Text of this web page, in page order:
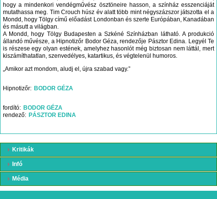
hogy a mindenkori vendégművész ösztöneire hasson, a színház esszenciáját
mutathassa meg. Tim Crouch húsz év alatt több mint négyszázszor játszotta el a
Mondd, hogy Tölgy című előadást Londonban és szerte Európában, Kanadában
és másutt a világban.
A Mondd, hogy Tölgy Budapesten a Szkéné Színházban látható. A produkció
állandó művésze, a Hipnotizőr Bodor Géza, rendezője Pásztor Edina. Legyél Te
is részese egy olyan estének, amelyhez hasonlót még biztosan nem láttál, mert
kiszámíthatatlan, szenvedélyes, katartikus, és végtelenül humoros.
„Amikor azt mondom, aludj el, újra szabad vagy.”
Hipnotizőr BODOR GÉZA
fordító
BODOR GÉZA
rendező
PÁSZTOR EDINA
Kritikák
Infó
Média